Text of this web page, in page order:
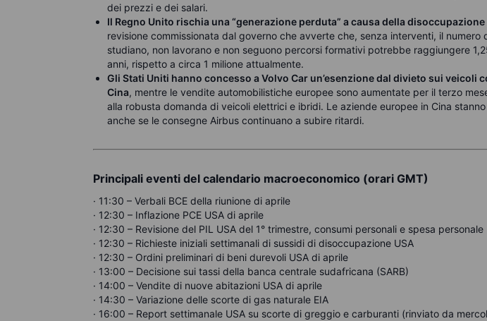
dei prezzi e dei salari.
Il Regno Unito rischia una “generazione perduta” a causa della
revisione commissionata dal governo che avverte che, senza interventi, il numero
studiano, non lavorano e non seguono percorsi formativi potrebbe raggiungere
anni, rispetto a circa 1 milione attualmente.
Gli Stati Uniti hanno concesso a Volvo Car un’esenzione dal divieto sui veicoli
Cina, mentre le vendite automobilistiche europee sono aumentate per il terzo
alla robusta domanda di veicoli elettrici e ibridi. Le aziende europee in Cina
anche se le consegne Airbus continuano a subire ritardi.
Principali eventi del calendario macroeconomico (orari GMT)
· 11:30 – Verbali BCE della riunione di aprile
· 12:30 – Inflazione PCE USA di aprile
· 12:30 – Revisione del PIL USA del 1° trimestre, consumi personali e spesa personale
· 12:30 – Richieste iniziali settimanali di sussidi di disoccupazione USA
· 12:30 – Ordini preliminari di beni durevoli USA di aprile
· 13:00 – Decisione sui tassi della banca centrale sudafricana (SARB)
· 14:00 – Vendite di nuove abitazioni USA di aprile
· 14:30 – Variazione delle scorte di gas naturale EIA
· 16:00 – Report settimanale USA su scorte di greggio e carburanti (rinviato da